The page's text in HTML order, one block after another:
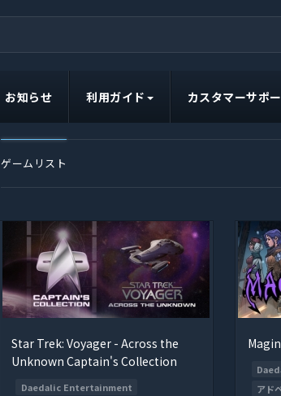
お知らせ 利用ガイド カスタマーサポ
ゲームリスト
Star Trek: Voyager - Across the
Unknown Captain's Collection
Daedalic Entertainment
アド